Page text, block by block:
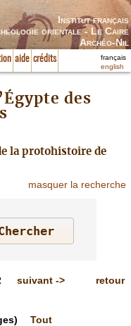
Institut français
orientale - Le Caire
Archéo-Nil
aide crédits
français
english
des
la protohistoire de
masquer la recherche
suivant->
retour
Tout